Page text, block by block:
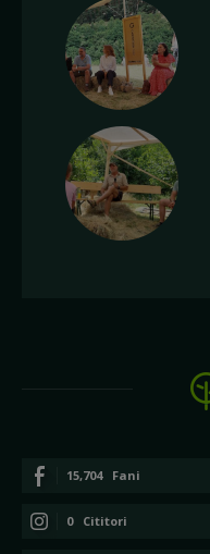
15,704 Fani
0 Cititori